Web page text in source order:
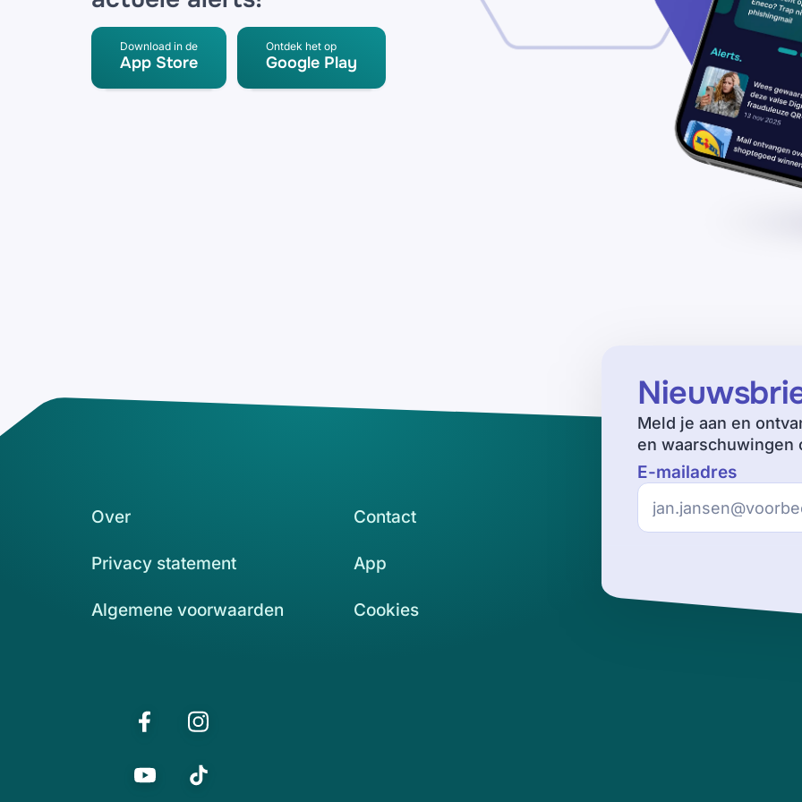
Download in de
App Store
Ontdek het op
Google Play
Meld je aan en
en waarschuwingen
E-mailadres
Over Contact
Privacy statement App
Algemene voorwaarden Cookies